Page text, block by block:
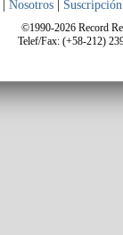
Nosotros Suscripción
©1990-2026 Record
Telef/Fax: (+58-212)